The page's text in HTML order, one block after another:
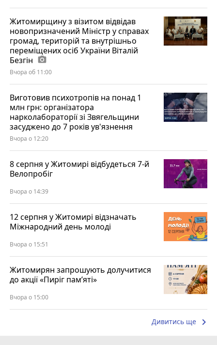
Житомирщину з візитом відвідав
новопризначений Міністр у справах
громад, територій та внутрішньо
переміщених осіб України Віталій
Безгін photo_camera
Вчора об 11:00
Виготовив психотропів на понад 1
млн грн: організатора
нарколабораторії зі Звягельщини
засуджено до 7 років ув'язнення
Вчора о 12:20
8 серпня у Житомирі відбудеться 7-й
Велопробіг
Вчора о 14:39
12 серпня у Житомирі відзначать
Міжнародний день молоді
Вчора о 15:51
Житомирян запрошують долучитися
до акції «Пиріг пам’яті»
Вчора о 15:00
Дивитись ще keyboard_arrow_right